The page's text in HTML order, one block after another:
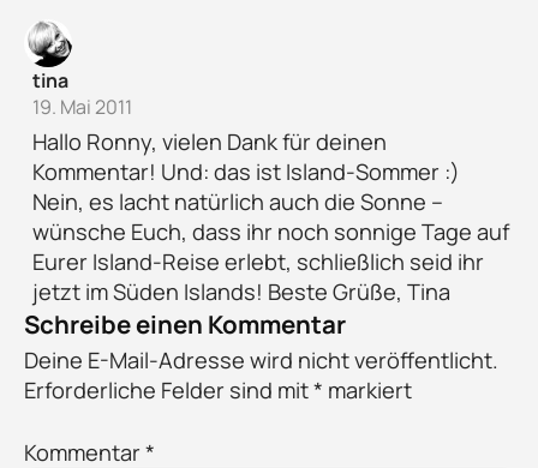
tina
19. Mai 2011
Hallo Ronny, vielen Dank für deinen
Kommentar! Und: das ist Island-Sommer :)
Nein, es lacht natürlich auch die Sonne –
wünsche Euch, dass ihr noch sonnige Tage auf
Eurer Island-Reise erlebt, schließlich seid ihr
jetzt im Süden Islands! Beste Grüße, Tina
Schreibe einen Kommentar
Deine E-Mail-Adresse wird nicht veröffentlicht.
Erforderliche Felder sind mit* markiert
Kommentar *